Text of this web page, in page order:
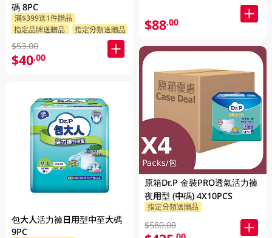
碼 8PC
滿$399送1件贈品
指定品牌送贈品
指定分類送贈品
$53.00
$40.00
包大人活力褲日用型中至大碼
9PC
$88.00
原箱Dr.P 金裝PRO透氣活力褲
夜用型 (中碼) 4X10PCS
指定分類送贈品
$580.00